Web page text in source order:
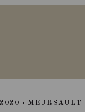
2020 MEURSAULT